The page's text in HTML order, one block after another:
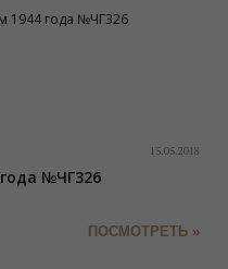
15.05.2018
№ЧГ326
ПОСМОТРЕТЬ »